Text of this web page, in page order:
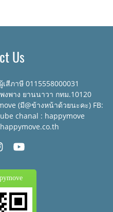
Us
สีภาษี 0115558000031
พาง ยานนาวา กทม.10120
(มี@ข้างหน้าด้วยนะคะ) FB:
chanal : happymove